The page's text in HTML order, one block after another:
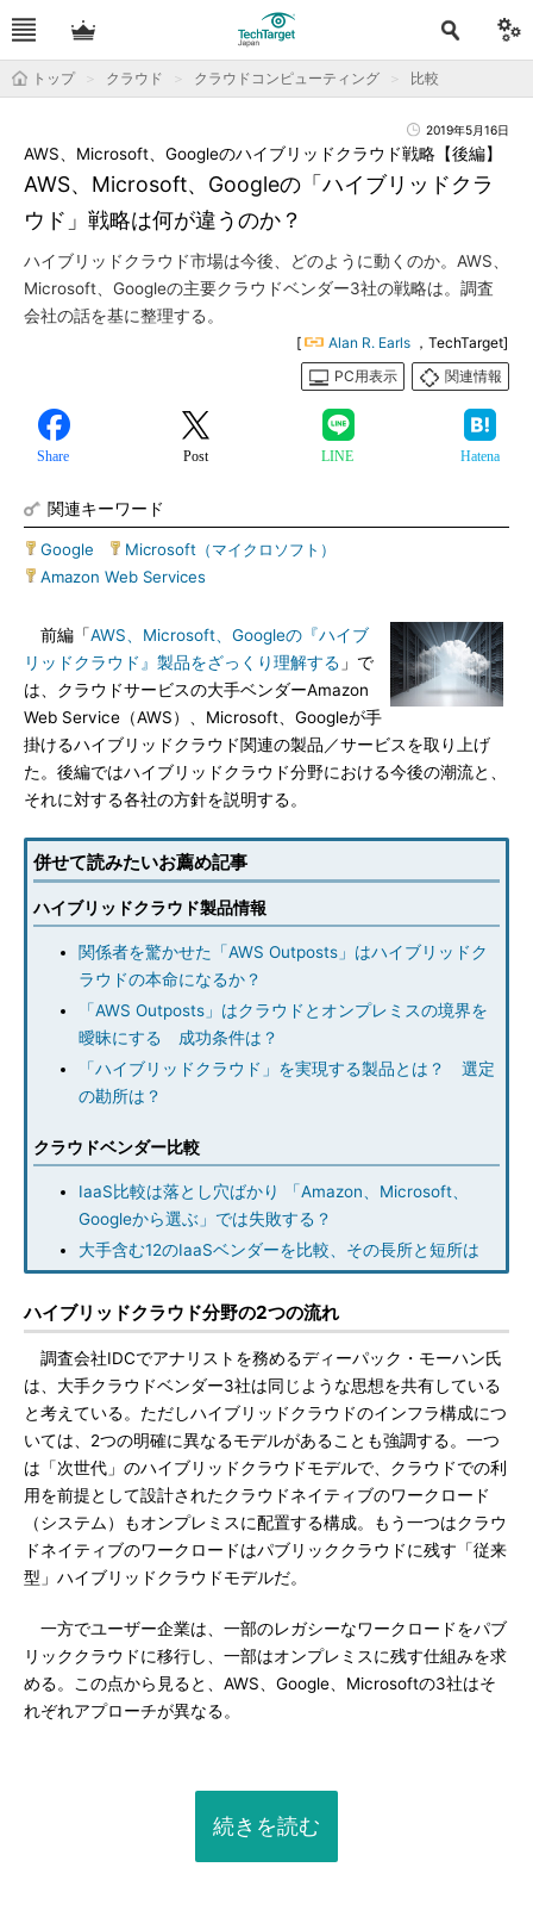
トップ クラウド クラウドコンピューティング 比較
2019年5月16日
AWS、Microsoft、Googleの「ハイブリッドクラ
ウド」戦略は何が違うのか？
AWS、Microsoft、Googleのハイブリッドクラウド戦略【後編】
ハイブリッドクラウド市場は今後、どのように動くのか。AWS、
Microsoft、Googleの主要クラウドベンダー3社の戦略は。調査
会社の話を基に整理する。
[ Alan R. Earls ，TechTarget]
PC用表示
関連情報
Share Post LINE Hatena
関連キーワード
Google Microsoft（マイクロソフト）
Amazon Web Services
前編「AWS、Microsoft、Googleの『ハイブ
リッドクラウド』製品をざっくり理解する 」で
は、クラウドサービスの大手ベンダーAmazon
Web Service（AWS）、Microsoft、Googleが手
掛けるハイブリッドクラウド関連の製品／サービスを取り上げ
た。後編ではハイブリッドクラウド分野における今後の潮流と、
それに対する各社の方針を説明する。
併せて読みたいお薦め記事
ハイブリッドクラウド製品情報
関係者を驚かせた「AWS Outposts」はハイブリッドク
ラウドの本命になるか？
「AWS Outposts」はクラウドとオンプレミスの境界を
曖昧にする 成功条件は？
「ハイブリッドクラウド」を実現する製品とは？ 選定
の勘所は？
クラウドベンダー比較
IaaS比較は落とし穴ばかり 「Amazon、Microsoft、
Googleから選ぶ」では失敗する？
大手含む12のIaaSベンダーを比較、その長所と短所は
ハイブリッドクラウド分野の2つの流れ
調査会社IDCでアナリストを務めるディーパック・モーハン氏
は、大手クラウドベンダー3社は同じような思想を共有している
と考えている。ただしハイブリッドクラウドのインフラ構成につ
いては、2つの明確に異なるモデルがあることも強調する。一つ
は「次世代」のハイブリッドクラウドモデルで、クラウドでの利
用を前提として設計されたクラウドネイティブのワークロード
（システム）もオンプレミスに配置する構成。もう一つはクラウ
ドネイティブのワークロードはパブリッククラウドに残す「従来
型」ハイブリッドクラウドモデルだ。
一方でユーザー企業は、一部のレガシーなワークロードをパブ
リッククラウドに移行し、一部はオンプレミスに残す仕組みを求
める。この点から見ると、AWS、Google、Microsoftの3社はそ
れぞれアプローチが異なる。
続きを読む